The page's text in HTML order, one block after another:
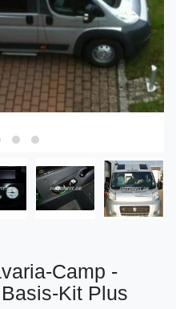
Camp -
Kit Plus